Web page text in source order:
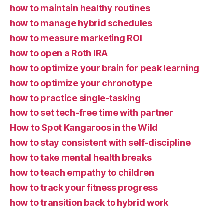
how to maintain healthy routines
how to manage hybrid schedules
how to measure marketing ROI
how to open a Roth IRA
how to optimize your brain for peak learning
how to optimize your chronotype
how to practice single-tasking
how to set tech-free time with partner
How to Spot Kangaroos in the Wild
how to stay consistent with self-discipline
how to take mental health breaks
how to teach empathy to children
how to track your fitness progress
how to transition back to hybrid work